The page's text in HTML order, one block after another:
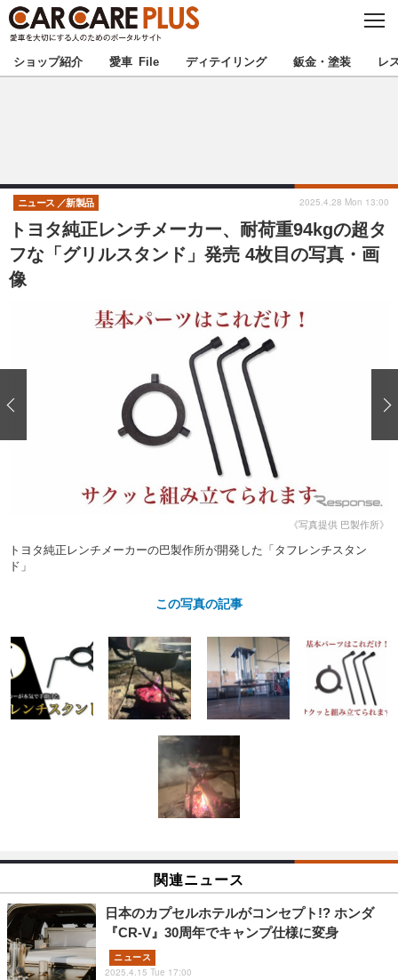
C
S
E
★カーケアプラス認定★ 厳選プロショップを地域から探す
甲信越 北陸
東海 関西
沖縄
注目の記事
ショップレポート
自動車豆知識 ストップ！不具合修理＆粗悪修理
ディテイリング
コーティング
鈑金・塗装
クト
ショップレポート プロショップ検索
レストア
ショップ紹介 愛車 File ディテイリング 鈑金・塗装 レ
トヨタ純正レンチメーカー、耐荷重94kgの超タ
フな「グリルスタンド」発売 4枚目の写真・画
像
ニュース 新製品 2025.4.28 Mon 13:00
《写真提供 巴製作所》
トヨタ純正レンチメーカーの巴製作所が開発した「タフレンチスタン
ド」
この写真の記事
関連ニュース
日本のカプセルホテルがコンセプト!? ホンダ
『CR-V』30周年でキャンプ仕様に変身
ニュース
2025.4.15 Tue 17:00